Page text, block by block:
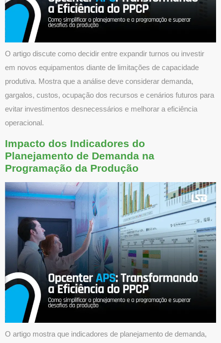
O artigo discute como decidir entre expandir turnos ou investir
em novos equipamentos diante de limitações de capacidade
produtiva. Mostra que a análise deve considerar demanda,
gargalos, custos, ocupação dos recursos e cenários futuros para
evitar investimentos desnecessários e melhorar a eficiência
operacional.
Impacto dos Indicadores do
Planejamento de Demanda na
Programação da Produção
O artigo mostra que indicadores de planejamento de demanda,